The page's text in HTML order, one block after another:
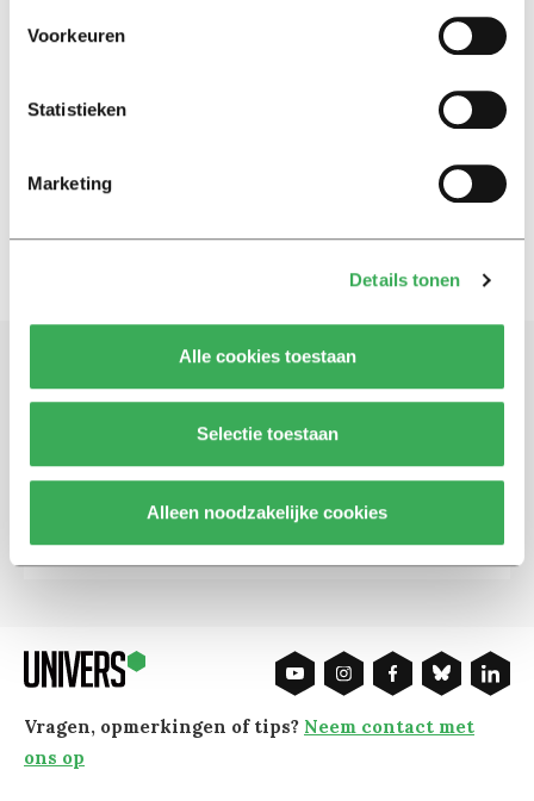
Voorkeuren
Statistieken
Marketing
Details tonen
Alle cookies toestaan
Selectie toestaan
Alleen noodzakelijke cookies
Schrijf je in voor onze nieuwsbrief
Blijf op de hoogte. Meld je aan voor de nieuwsbrief van
Univers.
Aanmelden
Vragen, opmerkingen of tips? Neem contact met
ons op